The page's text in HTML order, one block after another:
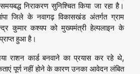
निराकरण सुनिश्चित किया जा रहा है।
जिले के नवागढ़ विकासखंड अंतर्गत ग्राम
कुमार कश्यप को मुख्यमंत्री हेल्पलाइन के
हुआ है।
राशन कार्ड बनवाने का प्रयास कर रहे थे,
पूर्ण नहीं होने के कारण उनका आवेदन लंबित